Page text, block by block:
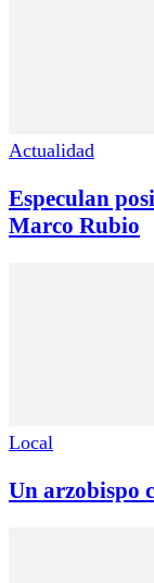
Actualidad
Especulan
Marco Rubio
Local
Un arzobispo